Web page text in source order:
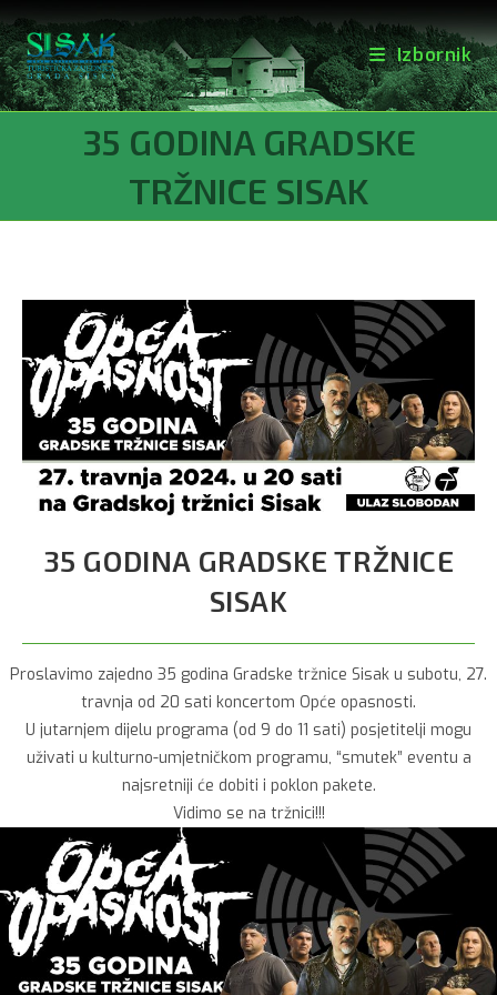
Izbornik
35 GODINA GRADSKE
TRŽNICE SISAK
35 GODINA GRADSKE TRŽNICE
SISAK
Proslavimo zajedno 35 godina Gradske tržnice Sisak u subotu, 27.
travnja od 20 sati koncertom Opće opasnosti.
U jutarnjem dijelu programa (od 9 do 11 sati) posjetitelji mogu
uživati u kulturno-umjetničkom programu, “smutek” eventu a
najsretniji će dobiti i poklon pakete.
Vidimo se na tržnici!!!